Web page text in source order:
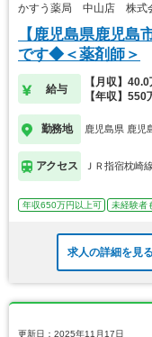
かすう薬局 中山店 株式
【鹿児島県鹿児
です◆＜薬剤師＞
給与
【月収】
【年収】
勤務地 鹿児島県 鹿児
アクセス ＪＲ指宿枕崎
年収650万円以上可 未経験者
求人の詳細を見る
更新日：2025年11月17日